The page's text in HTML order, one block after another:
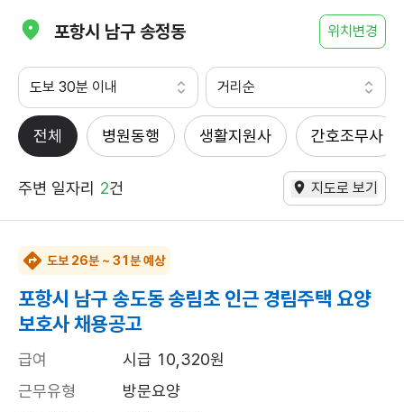
포항시 남구 송정동 위치변경
도보 30분 이내 거리순
전체 병원동행 생활지원사 간호조무사
주변 일자리 2건 지도로 보기
도보 26분 ~ 31분 예상
포항시 남구 송도동 송림초 인근 경림주택 요양
보호사 채용공고
급여
시급 10,320원
근무유형
방문요양